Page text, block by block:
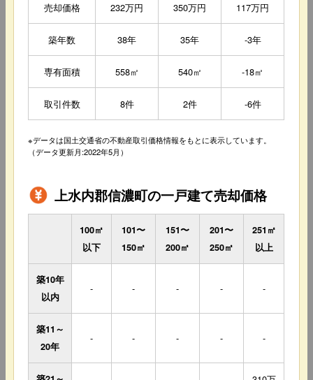
売却価格 232万円 350万円 117万円
築年数 38年 35年 -3年
専有面積 558㎡ 540㎡ -18㎡
取引件数 8件 2件 -6件
※データは国土交通省の不動産取引価格情報をもとに表示しています。
（データ更新月:2022年5月）
上水内郡信濃町の一戸建て売却価格
100㎡
以下
101〜
150㎡
151〜
200㎡
201〜
250㎡
251㎡
以上
築10年
以内
- - - - -
築11～
20年
- - - - -